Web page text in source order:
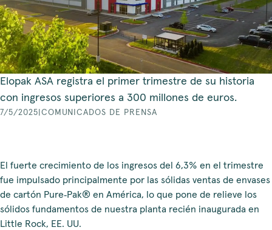
Elopak ASA registra el primer trimestre de su historia
con ingresos superiores a 300 millones de euros.
7/5/2025 COMUNICADOS DE PRENSA
El fuerte crecimiento de los ingresos del 6,3% en el trimestre
fue impulsado principalmente por las sólidas ventas de envases
de cartón Pure‑Pak® en América, lo que pone de relieve los
sólidos fundamentos de nuestra planta recién inaugurada en
Little Rock, EE. UU.